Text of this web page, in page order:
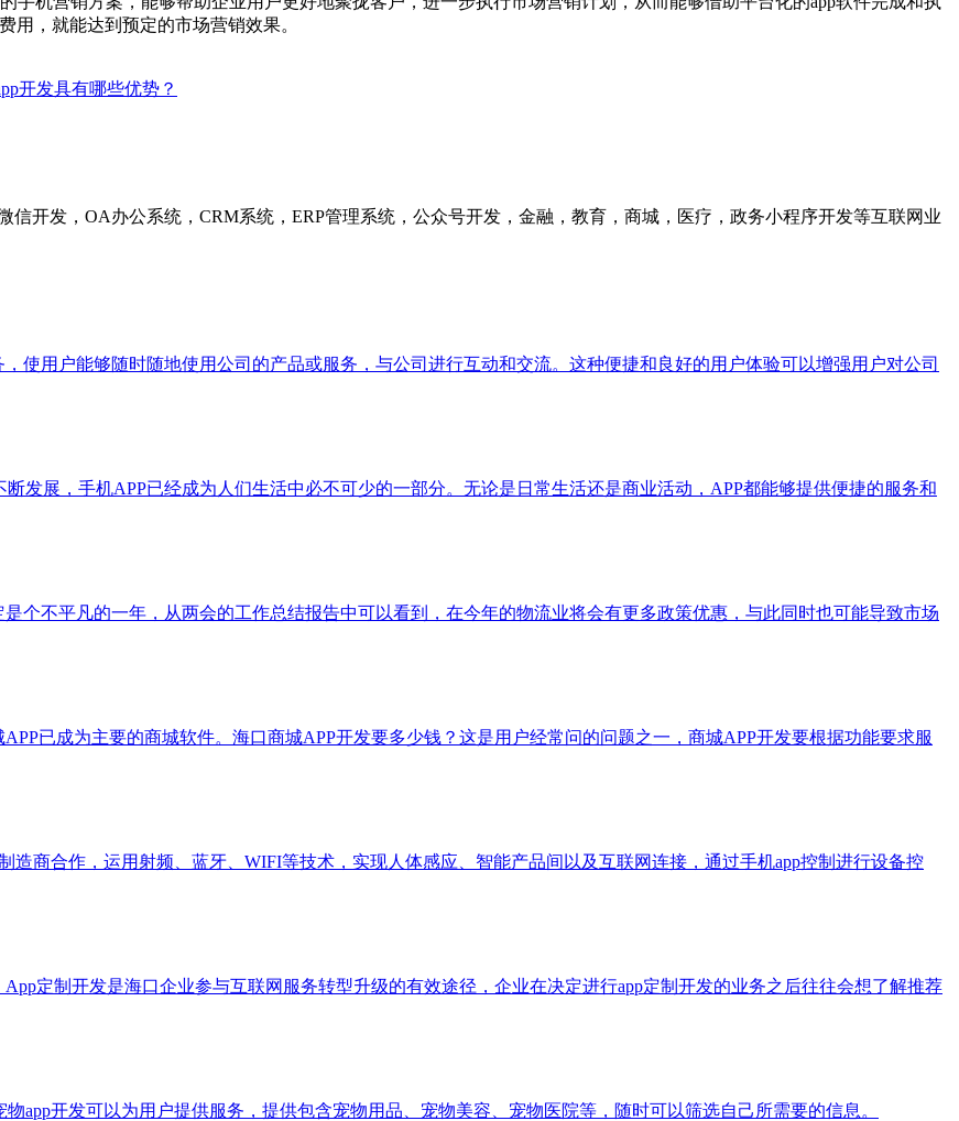
用，就能达到预定的市场营销效果。
开发具有哪些优势？
信开发，OA办公系统，CRM系统，ERP管理系统，公众号开发，金融，教育，商城，医疗，政务小程序开发等互联网业
使用户能够随时随地使用公司的产品或服务，与公司进行互动和交流。这种便捷和良好的用户体验可以增强用户对公司
发展，手机APP已经成为人们生活中必不可少的一部分。无论是日常生活还是商业活动，APP都能够提供便捷的服务和
个不平凡的一年，从两会的工作总结报告中可以看到，在今年的物流业将会有更多政策优惠，与此同时也可能导致市场
已成为主要的商城软件。海口商城APP开发要多少钱？这是用户经常问的问题之一，商城APP开发要根据功能要求服
造商合作，运用射频、蓝牙、WIFI等技术，实现人体感应、智能产品间以及互联网连接，通过手机app控制进行设备控
定制开发是海口企业参与互联网服务转型升级的有效途径，企业在决定进行app定制开发的业务之后往往会想了解推荐
app开发可以为用户提供服务，提供包含宠物用品、宠物美容、宠物医院等，随时可以筛选自己所需要的信息。